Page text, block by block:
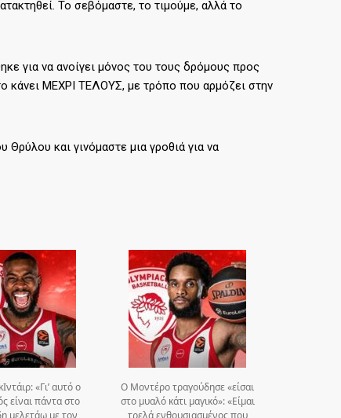
Το σεβόμαστε, το τιμούμε, αλλά το
για να ανοίγει μόνος του τους δρόμους προς
κάνει ΜΕΧΡΙ ΤΕΛΟΥΣ, με τρόπο που αρμόζει στην
και γινόμαστε μια γροθιά για να
«Γι’ αυτό ο
είναι πάντα στο
Ο Μοντέρο τραγούδησε «είσαι
στο μυαλό κάτι μαγικό»: «Είμαι